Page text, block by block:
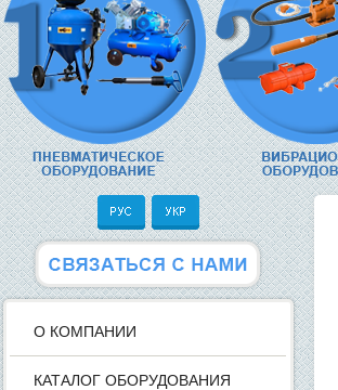
О КОМПАНИИ
КАТАЛОГ ОБОРУДОВАНИЯ